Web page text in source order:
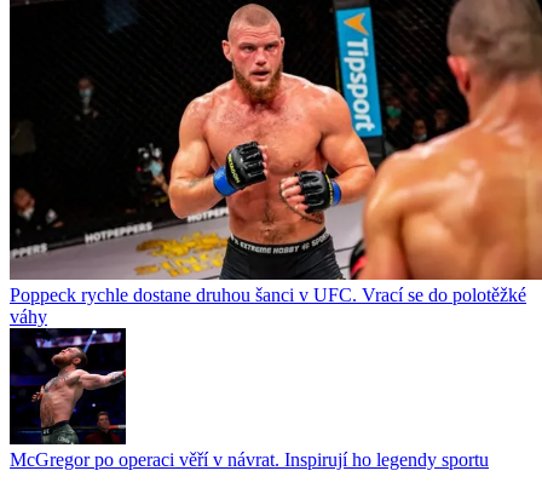
Poppeck rychle dostane druhou šanci v UFC. Vrací se do polotěžké
váhy
McGregor po operaci věří v návrat. Inspirují ho legendy sportu